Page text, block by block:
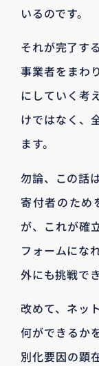
いるのです。
それが完了す
事業者をまわ
にしていく考
けではなく、
ます。
勿論、この話
寄付者のため
が、これが確
フォームにな
外にも挑戦で
改めて、ネッ
何ができるか
別化要因の顕